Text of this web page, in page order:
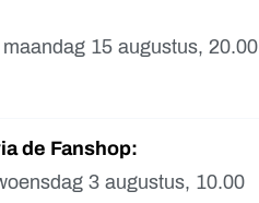
15 augustus, 20.00
de Fanshop:
3 augustus, 10.00